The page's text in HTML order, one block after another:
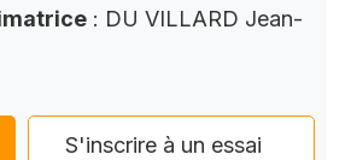
: DU VILLARD Jean-
S'inscrire à un essai